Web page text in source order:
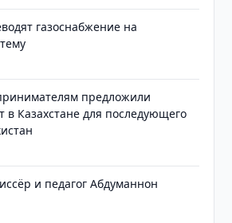
газоснабжение на
предложили
в Казахстане для последующего
и педагог Абдуманнон